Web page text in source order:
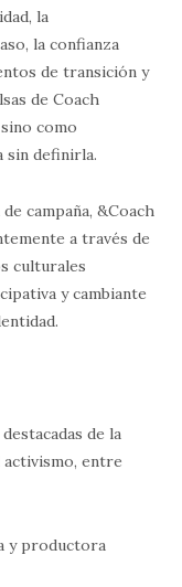
la
la confianza
de transición y
de Coach
como
sin definirla.
campaña, &Coach
a través de
culturales
y cambiante
de la
activismo, entre
y productora